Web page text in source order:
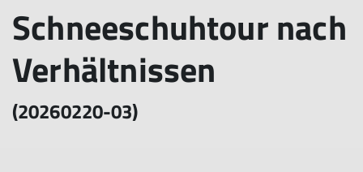
Schneeschuhtour nach
Verhältnissen
(20260220-03)